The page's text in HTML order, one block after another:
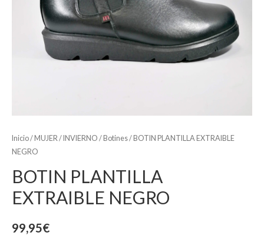
Inicio/ MUJER / INVIERNO / Botines/ BOTIN PLANTILLA EXTRAIBLE
NEGRO
BOTIN PLANTILLA
EXTRAIBLE NEGRO
99,95€